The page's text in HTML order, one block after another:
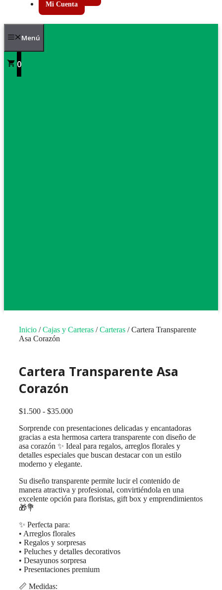
Mi Cuenta
Menú
0
Inicio /Cajas y Carteras /Carteras / Cartera Transparente
Asa Corazón
Cartera Transparente Asa
Corazón
$1.500 - $35.000Rango
precios:
desde
$1.500
hasta
$35.000
Sorprende con presentaciones delicadas y encantadoras
gracias a esta hermosa cartera transparente con diseño de
asa corazón ✨ Ideal para regalos, arreglos florales y
detalles especiales que buscan destacar con un estilo
moderno y elegante.
Su diseño transparente permite lucir el contenido de
manera atractiva y profesional, convirtiéndola en una
excelente opción para floristas, gift box y emprendimientos
🎁💐
✨ Perfecta para:
• Arreglos florales
• Regalos y sorpresas
• Peluches y detalles decorativos
• Desayunos sorpresa
• Presentaciones premium
📏 Medidas: